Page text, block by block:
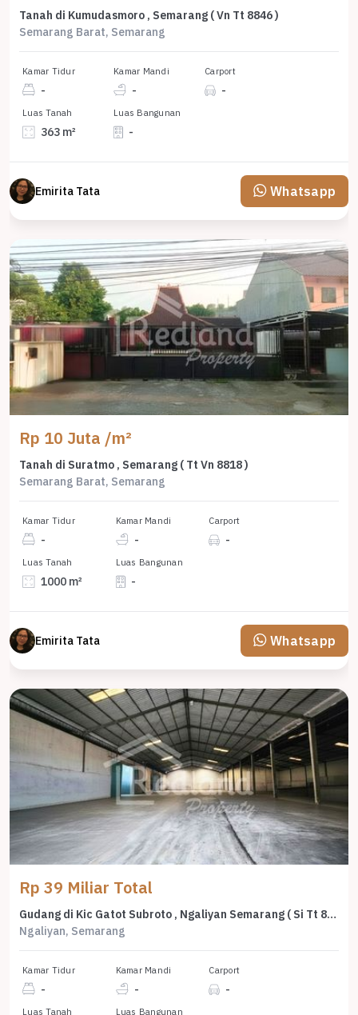
Tanah di Kumudasmoro , Semarang ( Vn Tt 8846 )
Semarang Barat, Semarang
Kamar Tidur
-
Kamar Mandi
-
Carport
-
Luas Tanah
363 m²
Luas Bangunan
-
Emirita Tata Whatsapp
Rp 10 Juta /m²
Tanah di Suratmo , Semarang ( Tt Vn 8818 )
Semarang Barat, Semarang
Kamar Tidur
-
Kamar Mandi
-
Carport
-
Luas Tanah
1000 m²
Luas Bangunan
-
Emirita Tata Whatsapp
Rp 39 Miliar Total
Gudang di Kic Gatot Subroto , Ngaliyan Semarang ( Si Tt 8798 )
Ngaliyan, Semarang
Kamar Tidur
-
Kamar Mandi
-
Carport
-
Luas Tanah Luas Bangunan